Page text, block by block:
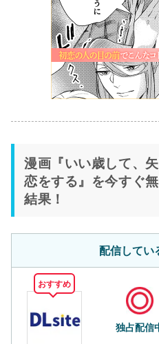
漫画『いい歳して、
恋をする』を今すぐ
結果！
配信してい
おすすめ
独占配信